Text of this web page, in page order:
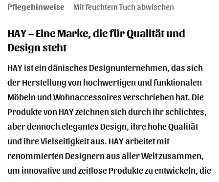
Pflegehinweise
Mit feuchtem Tuch abwischen
HAY – Eine Marke, die für Qualität und
Design steht
HAY ist ein dänisches Designunternehmen, das sich
der Herstellung von hochwertigen und funktionalen
Möbeln und Wohnaccessoires verschrieben hat. Die
Produkte von HAY zeichnen sich durch ihr schlichtes,
aber dennoch elegantes Design, ihre hohe Qualität
und ihre Vielseitigkeit aus. HAY arbeitet mit
renommierten Designern aus aller Welt zusammen,
um innovative und zeitlose Produkte zu entwickeln, die